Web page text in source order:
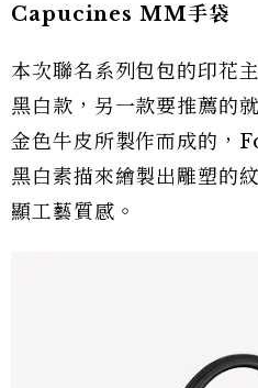
Capucines MM手袋
本次聯名系列包包的印花
黑白款，另一款要推薦的
金色牛皮所製作而成的
黑白素描來繪製出雕塑的
顯工藝質感。